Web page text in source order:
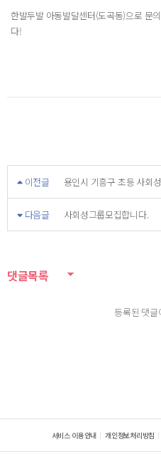
한발두발 아동발달센터(도곡동)으로 문
다!
이전글 용인시 기흥구 초등 사회
다음글 사회성그룹모집합니다.
댓글목록
등록된 댓글
서비스 이용안내 개인정보처리방침